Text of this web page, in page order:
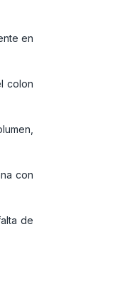
en
colon
con
de